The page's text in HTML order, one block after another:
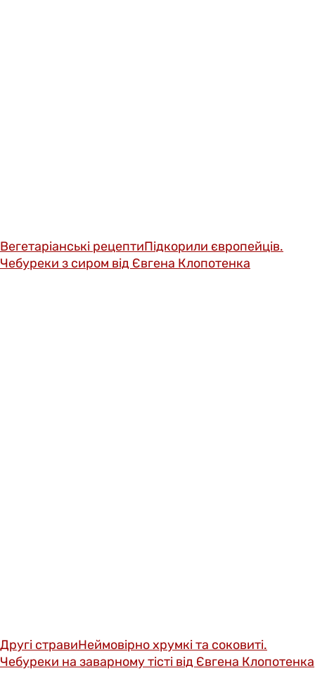
Вегетаріанські рецептиПідкорили європейців.
Чебуреки з сиром від Євгена Клопотенка
Другі стравиНеймовірно хрумкі та соковиті.
Чебуреки на заварному тісті від Євгена Клопотенка